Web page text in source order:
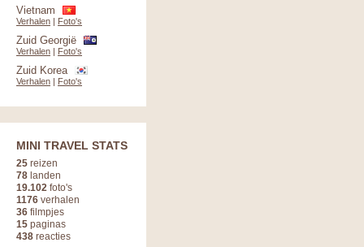
Vietnam
Verhalen | Foto's
Zuid Georgië
Verhalen | Foto's
Zuid Korea
Verhalen | Foto's
MINI TRAVEL STATS
25 reizen
78 landen
19.102 foto's
1176 verhalen
36 filmpjes
15 paginas
438 reacties